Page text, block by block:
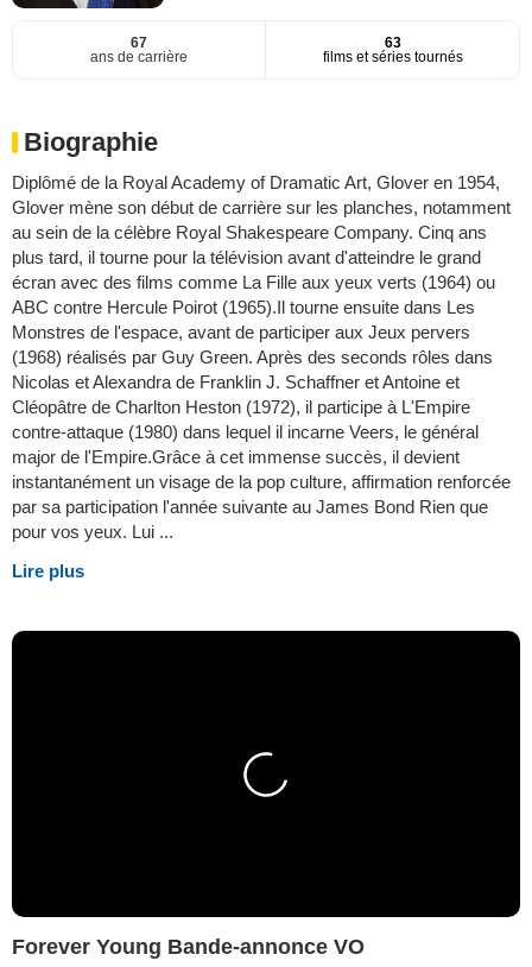
67
ans de carrière
63
films et séries tournés
Biographie
Diplômé de la Royal Academy of Dramatic Art, Glover en 1954,
Glover mène son début de carrière sur les planches, notamment
au sein de la célèbre Royal Shakespeare Company. Cinq ans
plus tard, il tourne pour la télévision avant d'atteindre le grand
écran avec des films comme La Fille aux yeux verts (1964) ou
ABC contre Hercule Poirot (1965).Il tourne ensuite dans Les
Monstres de l'espace, avant de participer aux Jeux pervers
(1968) réalisés par Guy Green. Après des seconds rôles dans
Nicolas et Alexandra de Franklin J. Schaffner et Antoine et
Cléopâtre de Charlton Heston (1972), il participe à L'Empire
contre-attaque (1980) dans lequel il incarne Veers, le général
major de l'Empire.Grâce à cet immense succès, il devient
instantanément un visage de la pop culture, affirmation renforcée
par sa participation l'année suivante au James Bond Rien que
pour vos yeux. Lui ...
Lire plus
Forever Young Bande-annonce VO